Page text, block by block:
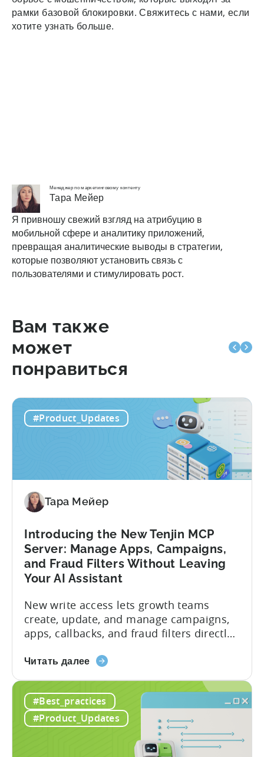
рамки базовой блокировки. Свяжитесь с нами, если
хотите узнать больше.
Менеджер по маркетинговому контенту
Тара Мейер
Я привношу свежий взгляд на атрибуцию в
мобильной сфере и аналитику приложений,
превращая аналитические выводы в стратегии,
которые позволяют установить связь с
пользователями и стимулировать рост.
Вам также
может
понравиться
#Product_Updates
Тара Мейер
Introducing the New Tenjin MCP
Server: Manage Apps, Campaigns,
and Fraud Filters Without Leaving
Your AI Assistant
New write access lets growth teams
create, update, and manage campaigns,
apps, callbacks, and fraud filters directly
between tools required. Tenjin has
capabilities for its Model Context
Protocol (MCP) Server, making it the first
mobile measurement partner (MMP) to
enable AI assistants to take action...
Читать далееabout
the
New
Tenjin
#Best_practices
#Product_Updates